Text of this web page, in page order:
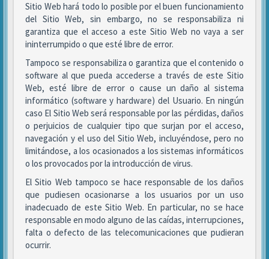
Sitio Web hará todo lo posible por el buen funcionamiento
del Sitio Web, sin embargo, no se responsabiliza ni
garantiza que el acceso a este Sitio Web no vaya a ser
ininterrumpido o que esté libre de error.
Tampoco se responsabiliza o garantiza que el contenido o
software al que pueda accederse a través de este Sitio
Web, esté libre de error o cause un daño al sistema
informático (software y hardware) del Usuario. En ningún
caso El Sitio Web será responsable por las pérdidas, daños
o perjuicios de cualquier tipo que surjan por el acceso,
navegación y el uso del Sitio Web, incluyéndose, pero no
limitándose, a los ocasionados a los sistemas informáticos
o los provocados por la introducción de virus.
El Sitio Web tampoco se hace responsable de los daños
que pudiesen ocasionarse a los usuarios por un uso
inadecuado de este Sitio Web. En particular, no se hace
responsable en modo alguno de las caídas, interrupciones,
falta o defecto de las telecomunicaciones que pudieran
ocurrir.